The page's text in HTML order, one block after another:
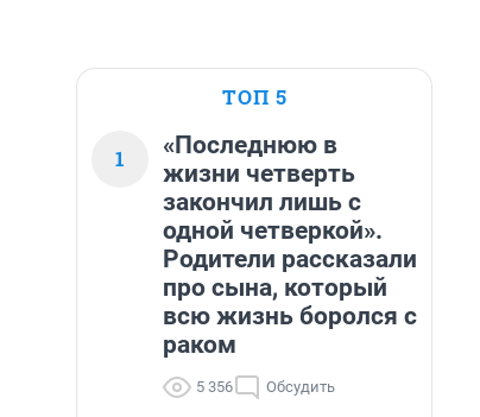
ТОП 5
1
«Последнюю в
жизни четверть
закончил лишь с
одной четверкой».
Родители рассказали
про сына, который
всю жизнь боролся с
раком
5 356 Обсудить